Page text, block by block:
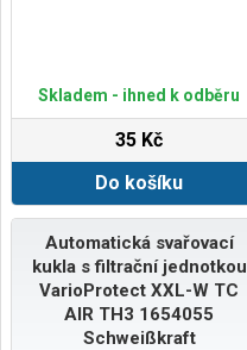
Skladem - ihned k odběru
35 Kč
Do košíku
Automatická svařovací
kukla s filtrační jednotkou
VarioProtect XXL-W TC
AIR TH3 1654055
Schweißkraft